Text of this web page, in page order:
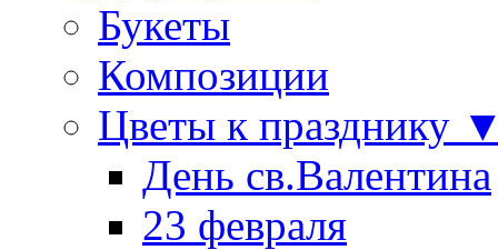
Букеты
Композиции
Цветы к празднику
День св.Валентина
23 февраля